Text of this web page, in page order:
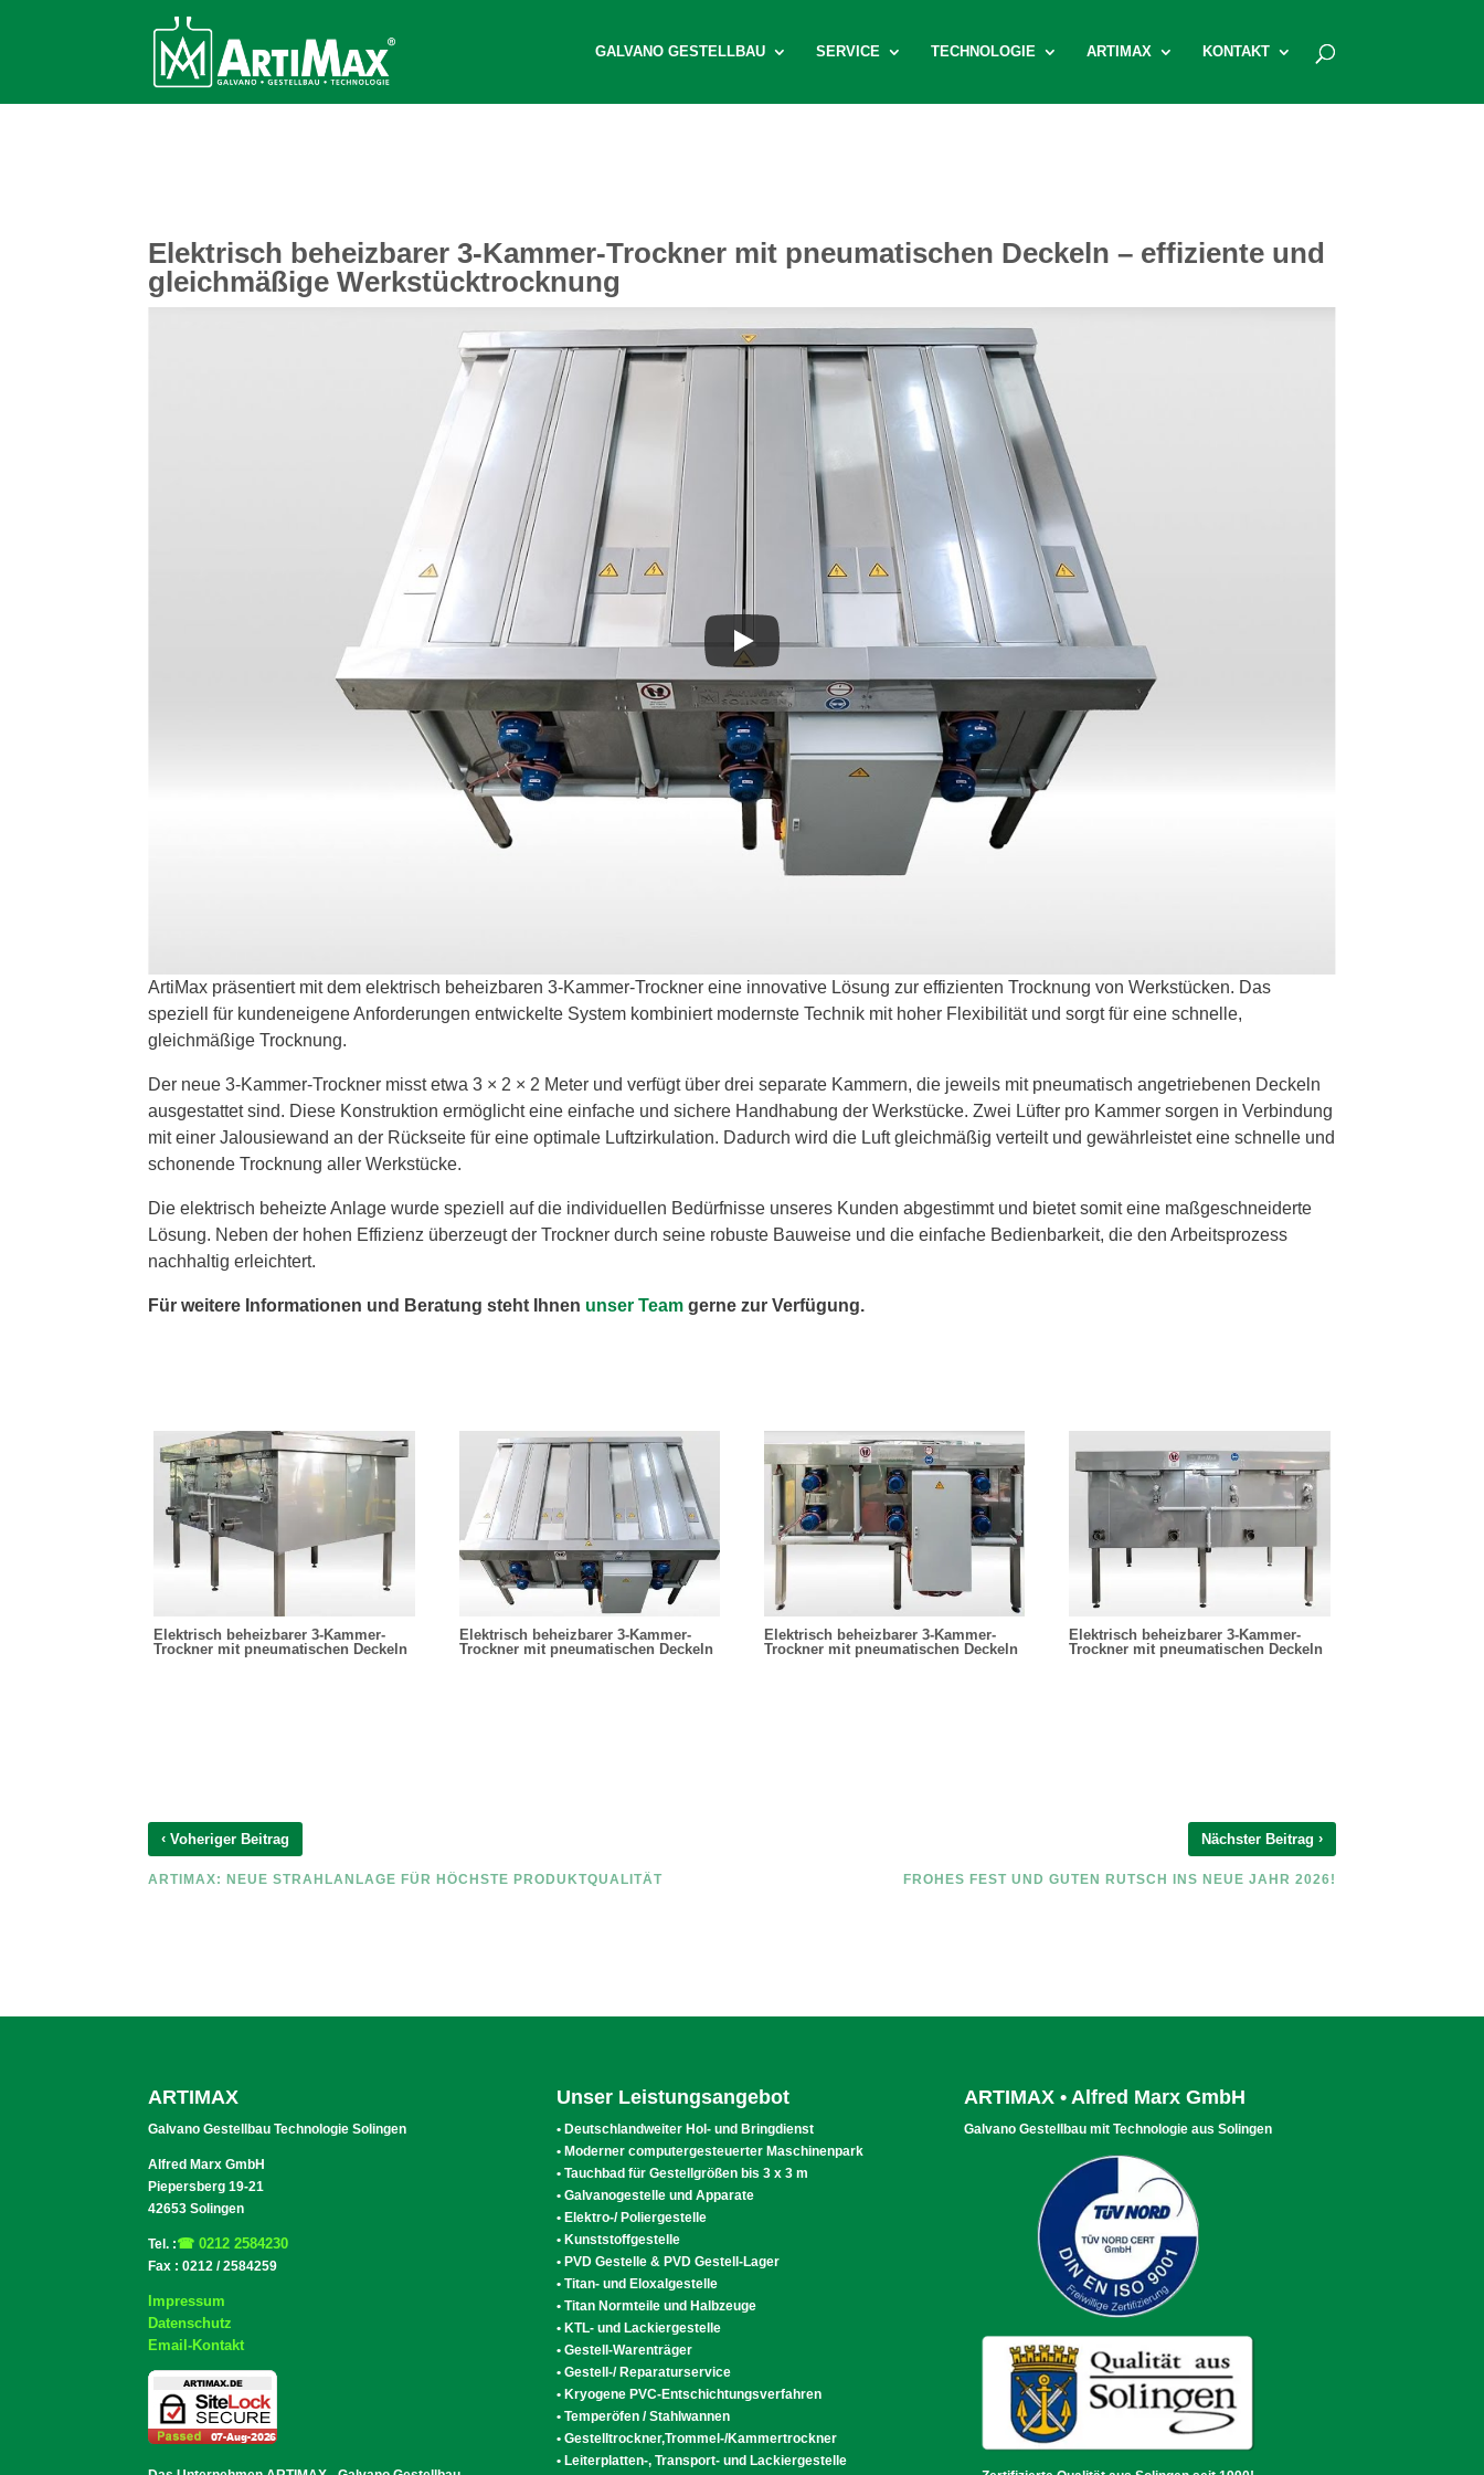
GALVANO GESTELLBAU SERVICE TECHNOLOGIE ARTIMAX KONTAKT
Elektrisch beheizbarer 3-Kammer-Trockner mit pneumatischen Deckeln – effiziente und
gleichmäßige Werkstücktrocknung
ArtiMax präsentiert mit dem elektrisch beheizbaren 3-Kammer-Trockner eine innovative Lösung zur effizienten Trocknung von Werkstücken. Das
speziell für kundeneigene Anforderungen entwickelte System kombiniert modernste Technik mit hoher Flexibilität und sorgt für eine schnelle,
gleichmäßige Trocknung.
Der neue 3-Kammer-Trockner misst etwa 3 × 2 × 2 Meter und verfügt über drei separate Kammern, die jeweils mit pneumatisch angetriebenen Deckeln
ausgestattet sind. Diese Konstruktion ermöglicht eine einfache und sichere Handhabung der Werkstücke. Zwei Lüfter pro Kammer sorgen in Verbindung
mit einer Jalousiewand an der Rückseite für eine optimale Luftzirkulation. Dadurch wird die Luft gleichmäßig verteilt und gewährleistet eine schnelle und
schonende Trocknung aller Werkstücke.
Die elektrisch beheizte Anlage wurde speziell auf die individuellen Bedürfnisse unseres Kunden abgestimmt und bietet somit eine maßgeschneiderte
Lösung. Neben der hohen Effizienz überzeugt der Trockner durch seine robuste Bauweise und die einfache Bedienbarkeit, die den Arbeitsprozess
nachhaltig erleichtert.
Für weitere Informationen und Beratung steht Ihnen unser Team gerne zur Verfügung.
Elektrisch beheizbarer 3-Kammer-
Trockner mit pneumatischen Deckeln
Elektrisch beheizbarer 3-Kammer-
Trockner mit pneumatischen Deckeln
Elektrisch beheizbarer 3-Kammer-
Trockner mit pneumatischen Deckeln
Elektrisch beheizbarer 3-Kammer-
Trockner mit pneumatischen Deckeln
‹ Voheriger Beitrag
ARTIMAX: NEUE STRAHLANLAGE FÜR HÖCHSTE PRODUKTQUALITÄT
Nächster Beitrag ›
FROHES FEST UND GUTEN RUTSCH INS NEUE JAHR 2026!
ARTIMAX
Galvano Gestellbau Technologie Solingen
Alfred Marx GmbH
Piepersberg 19-21
42653 Solingen
Tel. :☎ 0212 2584230
Fax : 0212 / 2584259
Impressum
Datenschutz
Email-Kontakt
Unser Leistungsangebot
• Deutschlandweiter Hol- und Bringdienst
• Moderner computergesteuerter Maschinenpark
• Tauchbad für Gestellgrößen bis 3 x 3 m
• Galvanogestelle und Apparate
• Elektro-/ Poliergestelle
• Kunststoffgestelle
• PVD Gestelle & PVD Gestell-Lager
• Titan- und Eloxalgestelle
• Titan Normteile und Halbzeuge
• KTL- und Lackiergestelle
• Gestell-Warenträger
• Gestell-/ Reparaturservice
• Kryogene PVC-Entschichtungsverfahren
• Temperöfen / Stahlwannen
• Gestelltrockner,Trommel-/Kammertrockner
• Leiterplatten-, Transport- und Lackiergestelle
ARTIMAX • Alfred Marx GmbH
Galvano Gestellbau mit Technologie aus Solingen